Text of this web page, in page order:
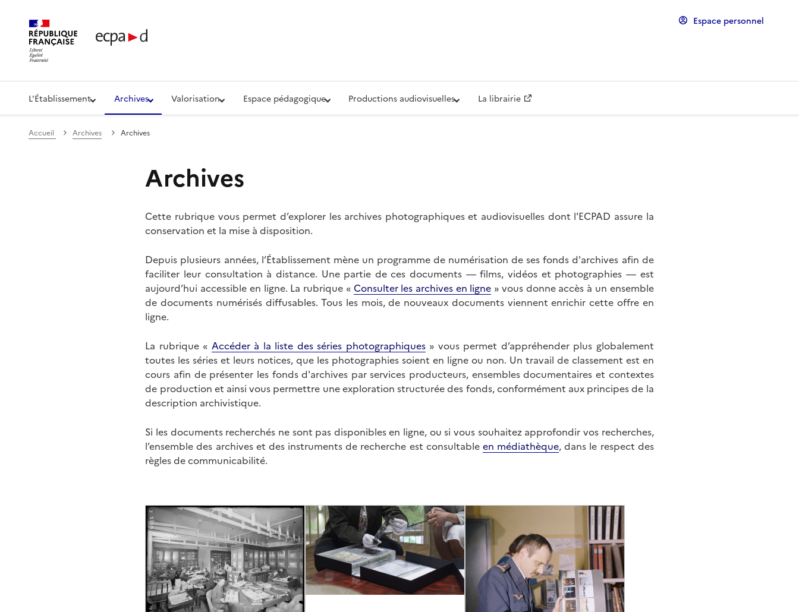
Établissement de communication et de production audiovisuelle de la Défense (ECPAD) Espace personnel
L'Établissement Archives Valorisation Espace pédagogique Productions audiovisuelles La librairie
Accueil Archives Archives
Archives
Cette rubrique vous permet d’explorer les archives photographiques et audiovisuelles dont l'ECPAD assure la
conservation et la mise à disposition.
Depuis plusieurs années, l’Établissement mène un programme de numérisation de ses fonds d'archives afin de
faciliter leur consultation à distance. Une partie de ces documents — films, vidéos et photographies — est
aujourd’hui accessible en ligne. La rubrique « Consulter les archives en ligne » vous donne accès à un ensemble
de documents numérisés diffusables. Tous les mois, de nouveaux documents viennent enrichir cette offre en
ligne.
La rubrique « Accéder à la liste des séries photographiques» vous permet d’appréhender plus globalement
toutes les séries et leurs notices, que les photographies soient en ligne ou non. Un travail de classement est en
cours afin de présenter les fonds d'archives par services producteurs, ensembles documentaires et contextes
de production et ainsi vous permettre une exploration structurée des fonds, conformément aux principes de la
description archivistique.
Si les documents recherchés ne sont pas disponibles en ligne, ou si vous souhaitez approfondir vos recherches,
l’ensemble des archives et des instruments de recherche est consultable en médiathèque, dans le respect des
règles de communicabilité.